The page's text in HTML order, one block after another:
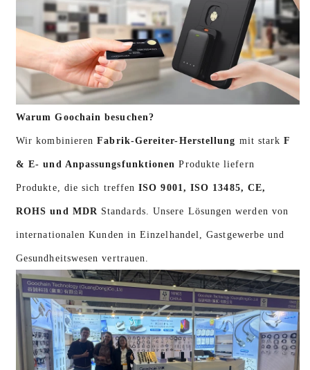
Warum Goochain besuchen?
Wir kombinierenFabrik-Gereiter-Herstellung mit starkF
& E- und Anpassungsfunktionen Produkte liefern
Produkte, die sich treffenISO 9001, ISO 13485, CE,
ROHS und MDR Standards. Unsere Lösungen werden von
internationalen Kunden in Einzelhandel, Gastgewerbe und
Gesundheitswesen vertrauen.